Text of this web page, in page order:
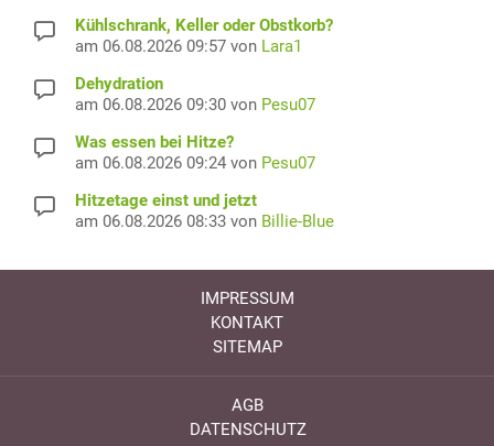
Kühlschrank, Keller oder Obstkorb?
am 06.08.2026 09:57 von Lara1
Dehydration
am 06.08.2026 09:30 von Pesu07
Was essen bei Hitze?
am 06.08.2026 09:24 von Pesu07
Hitzetage einst und jetzt
am 06.08.2026 08:33 von Billie-Blue
IMPRESSUM
KONTAKT
SITEMAP
AGB
DATENSCHUTZ